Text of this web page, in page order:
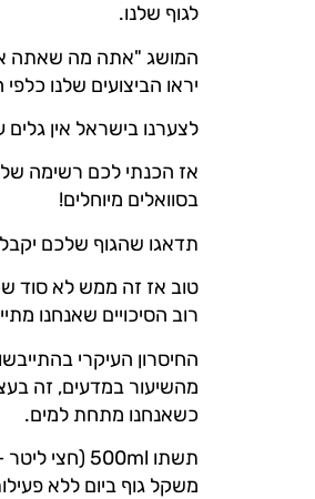
לגוף שלנו.
המושג "אתה מה שאתה
יראו הביצועים שלנו כלפי
לצערנו בישראל אין
בסוואלים מיוחלים!
תדאגו שהגוף שלכם יקבל
טוב אז זה ממש לא סוד
רוב הסיכויים שאנחנו
מהשיעור במדעים, זה
כשאנחנו מתחת למים.
משקל גוף ביום ללא